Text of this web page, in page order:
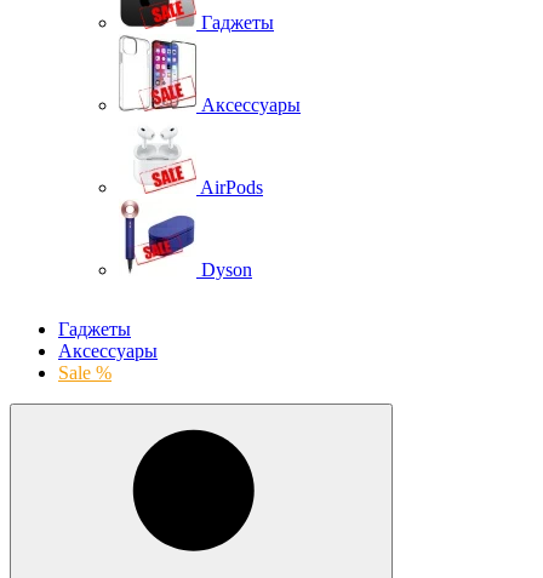
Гаджеты
Аксессуары
AirPods
Dyson
Гаджеты
Аксессуары
Sale %